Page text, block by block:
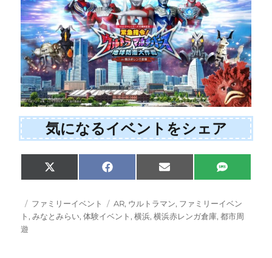
気になるイベントをシェア
Share
on
X
(
w
t
Share
on
F
a
e
b
o
Share
on
E
m
i
l
Share
on
S
M
投
稿
日:
カ
テ
ファミリーイベント
タ
グ
AR, ウルトラマン, ファミリーイベン
ト ,みなとみらい,体験イベント ,横浜,横浜赤レンガ倉庫,都市周
遊